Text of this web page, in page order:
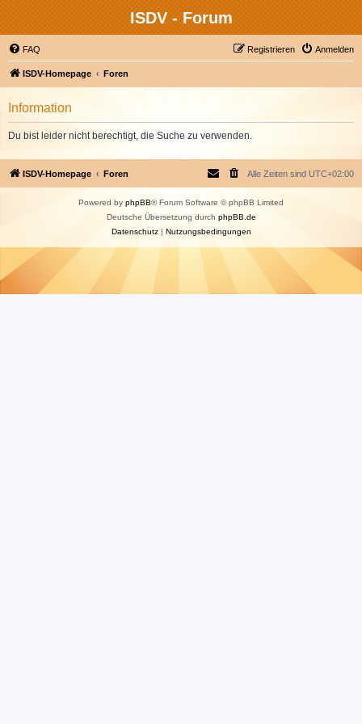
ISDV - Forum
FAQ Anmelden
Registrieren
ISDV-Homepage Foren
Information
Du bist leider nicht berechtigt, die Suche zu verwenden.
ISDV-Homepage Foren Alle Zeiten sind UTC+02:00
Powered by phpBB® Forum Software © phpBB Limited
Deutsche Übersetzung durch phpBB.de
Datenschutz| Nutzungsbedingungen